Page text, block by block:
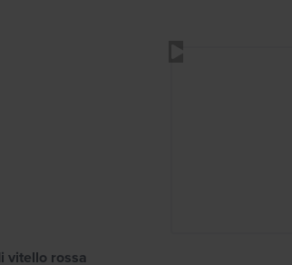
vitello rossa